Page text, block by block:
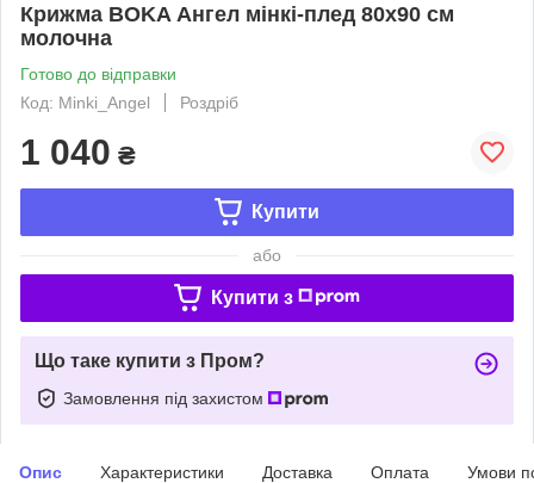
Крижма BOKA Ангел мінкі-плед 80x90 см
молочна
Готово до відправки
Код: Minki_Angel
Роздріб
1 040 ₴
Купити
або
Купити з
Що таке купити з Пром?
Замовлення під захистом
Опис Характеристики Доставка Оплата Умови